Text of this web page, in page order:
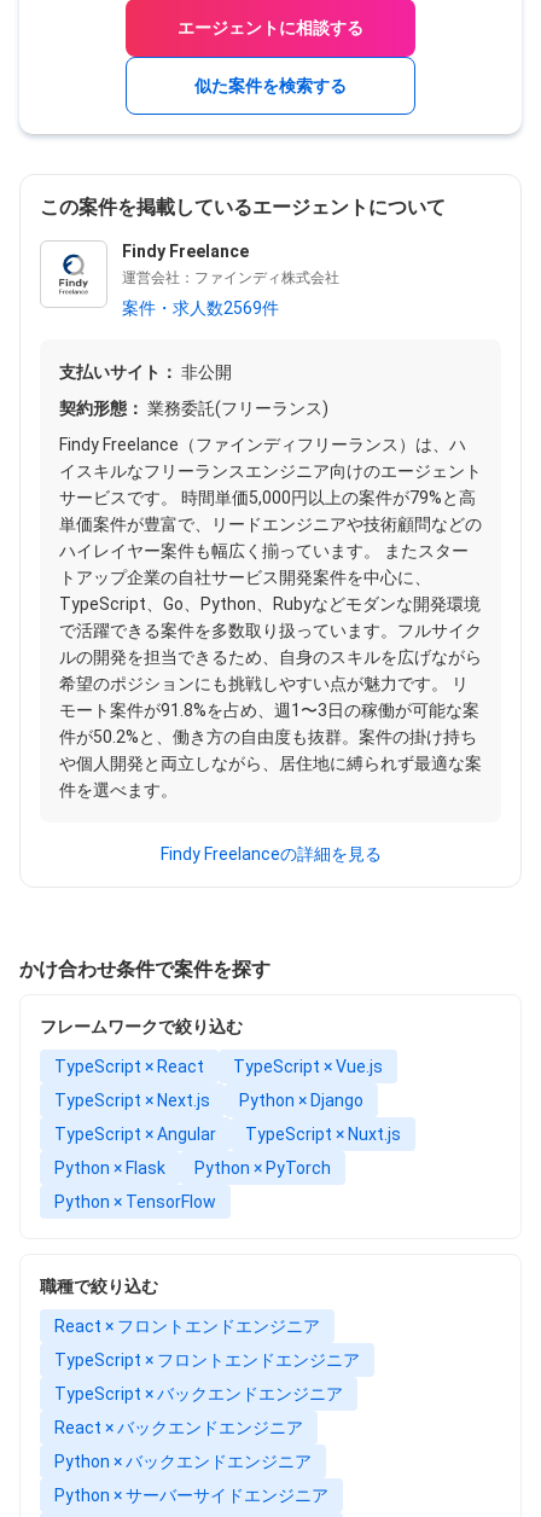
エージェントに相談する
似た案件を検索する
この案件を掲載しているエージェントについて
Findy Freelance
運営会社：ファインディ株式会社
案件・求人数2569件
支払いサイト： 非公開
契約形態： 業務委託(フリーランス)
Findy Freelance（ファインディフリーランス）は、ハ
イスキルなフリーランスエンジニア向けのエージェント
サービスです。 時間単価5,000円以上の案件が79%と高
単価案件が豊富で、リードエンジニアや技術顧問などの
ハイレイヤー案件も幅広く揃っています。 またスター
トアップ企業の自社サービス開発案件を中心に、
TypeScript、Go、Python、Rubyなどモダンな開発環境
で活躍できる案件を多数取り扱っています。フルサイク
ルの開発を担当できるため、自身のスキルを広げながら
希望のポジションにも挑戦しやすい点が魅力です。 リ
モート案件が91.8%を占め、週1〜3日の稼働が可能な案
件が50.2%と、働き方の自由度も抜群。案件の掛け持ち
や個人開発と両立しながら、居住地に縛られず最適な案
件を選べます。
Findy Freelanceの詳細を見る
かけ合わせ条件で案件を探す
フレームワークで絞り込む
TypeScript × React
TypeScript × Vue.js
TypeScript × Next.js
Python × Django
TypeScript × Angular
TypeScript × Nuxt.js
Python × Flask
Python × PyTorch
Python × TensorFlow
職種で絞り込む
React × フロントエンドエンジニア
TypeScript × フロントエンドエンジニア
TypeScript × バックエンドエンジニア
React × バックエンドエンジニア
Python × バックエンドエンジニア
Python × サーバーサイドエンジニア